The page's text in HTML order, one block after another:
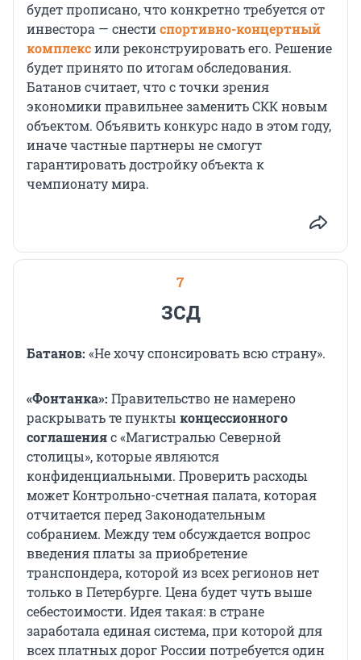
будет прописано, что конкретно требуется от
инвестора — снестиспортивно-концертный
комплексили реконструировать его. Решение
будет принято по итогам обследования.
Батанов считает, что с точки зрения
экономики правильнее заменить СКК новым
объектом. Объявить конкурс надо в этом году,
иначе частные партнеры не смогут
гарантировать достройку объекта к
чемпионату мира.
7
ЗСД
Батанов: «Не хочу спонсировать всю страну».
«Фонтанка»: Правительство не намерено
раскрывать те пункты концессионного
соглашенияс «Магистралью Северной
столицы», которые являются
конфиденциальными. Проверить расходы
может Контрольно-счетная палата, которая
отчитается перед Законодательным
собранием. Между тем обсуждается вопрос
введения платы за приобретение
транспондера, которой из всех регионов нет
только в Петербурге. Цена будет чуть выше
себестоимости. Идея такая: в стране
заработала единая система, при которой для
всех платных дорог России потребуется один